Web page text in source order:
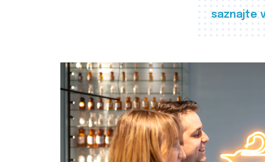
saznajte